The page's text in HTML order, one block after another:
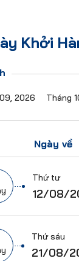
Khởi
2026 Tháng
Ngày về
Thứ tư
12/08/
Thứ sáu
21/08/